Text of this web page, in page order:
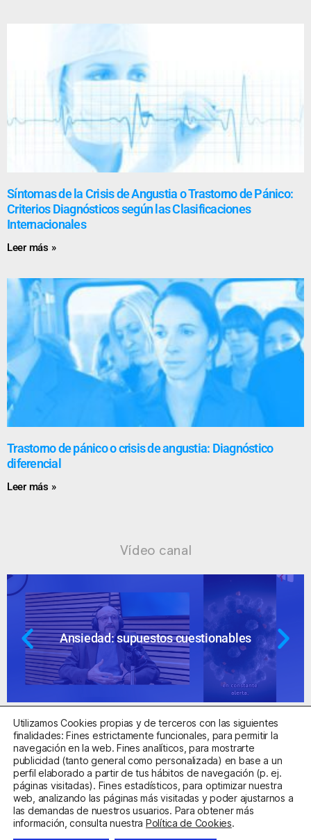
Síntomas de la Crisis de Angustia o Trastorno de Pánico:
Criterios Diagnósticos según las Clasificaciones
Internacionales
Leer más »
Trastorno de pánico o crisis de angustia: Diagnóstico
diferencial
Leer más »
Vídeo canal
Ansiedad: supuestos cuestionables
Centro Sanitario Autorizado con el código E08737002
Aviso LegalPolítica de PrivacidadPolítica de Cookies
Condiciones Generales de Contratación
Utilizamos Cookies propias y de terceros con las siguientes
finalidades: Fines estrictamente funcionales, para permitir la
navegación en la web. Fines analíticos, para mostrarte
publicidad (tanto general como personalizada) en base a un
perfil elaborado a partir de tus hábitos de navegación (p. ej.
páginas visitadas). Fines estadísticos, para optimizar nuestra
web, analizando las páginas más visitadas y poder ajustarnos a
las demandas de nuestros usuarios. Para obtener más
información, consulta nuestra Política de Cookies.